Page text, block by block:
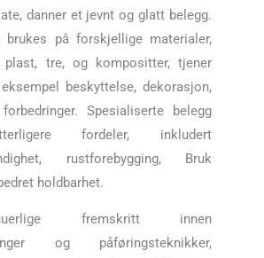
danner et jevnt og glatt belegg.
brukes på forskjellige materialer,
plast, tre, og kompositter, tjener
beskyttelse, dekorasjon,
Spesialiserte belegg
fordeler, inkludert
rustforebygging, Bruk
holdbarhet.
fremskritt innen
og påføringsteknikker,